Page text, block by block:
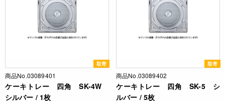
取寄
商品No.03089401
ケーキトレー 四角 SK-4W
シルバー / 1枚
取寄
商品No.03089402
ケーキトレー 四角 SK-5 シ
ルバー / 5枚